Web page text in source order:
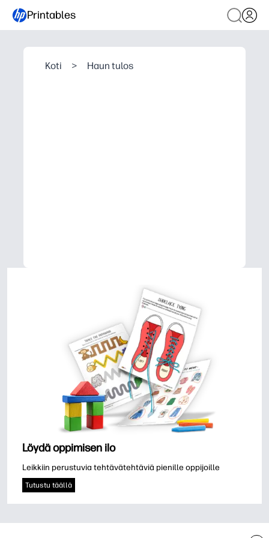
Printables
Koti > Haun tulos
Löydä oppimisen ilo
Leikkiin perustuvia tehtävätehtäviä pienille oppijoille
Tutustu täällä